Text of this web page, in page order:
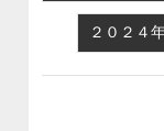
２０２４